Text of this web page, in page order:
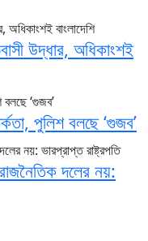
উদ্ধার, অধিকাংশই
পুলিশ বলছে ‘গুজব’
দলের নয়: